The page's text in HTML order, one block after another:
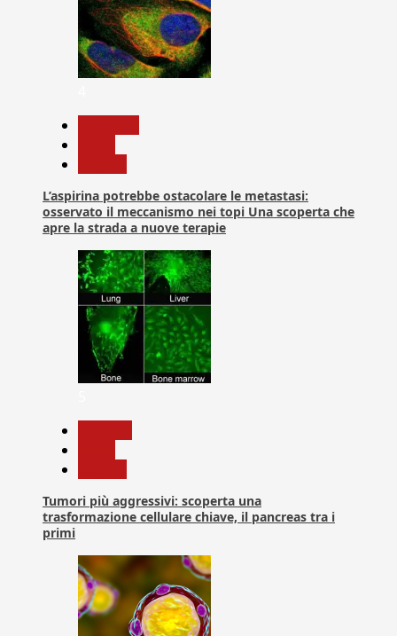
L’aspirina potrebbe ostacolare le metastasi:
osservato il meccanismo nei topi Una scoperta che
apre la strada a nuove terapie
Tumori più aggressivi: scoperta una
trasformazione cellulare chiave, il pancreas tra i
primi